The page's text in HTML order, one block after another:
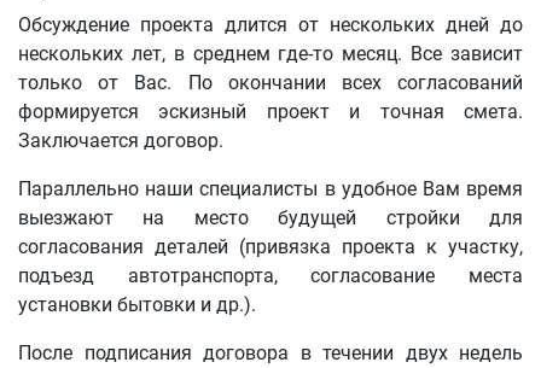
Обсуждение проекта длится от нескольких дней до
нескольких лет, в среднем где-то месяц. Все зависит
только от Вас. По окончании всех согласований
формируется эскизный проект и точная смета.
Заключается договор.
Параллельно наши специалисты в удобное Вам время
выезжают на место будущей стройки для
согласования деталей (привязка проекта к участку,
подъезд автотранспорта, согласование места
установки бытовки и др.).
После подписания договора в течении двух недель